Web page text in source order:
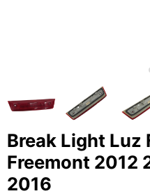
Break Light Luz
Freemont 2012
2016